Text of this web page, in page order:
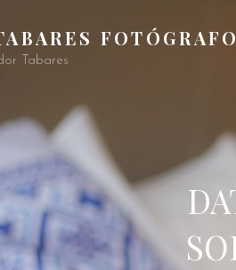
FOTÓGRAFO
Tabares